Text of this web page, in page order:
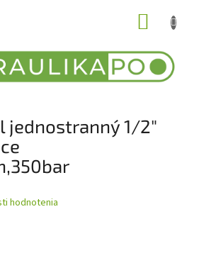
jednostranný 1/2"
hodnotenia